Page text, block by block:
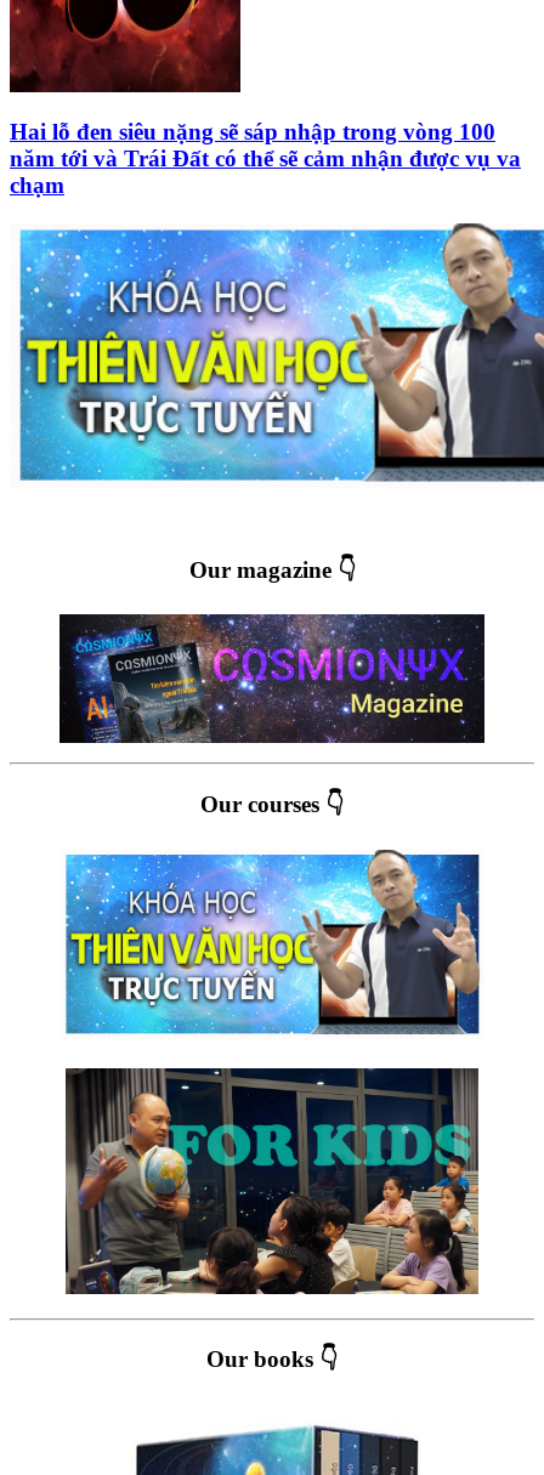
Hai lỗ đen siêu nặng sẽ sáp nhập trong vòng 100
năm tới và Trái Đất có thể sẽ cảm nhận được vụ va
chạm
Our magazine 👇
Our courses 👇
Our books 👇